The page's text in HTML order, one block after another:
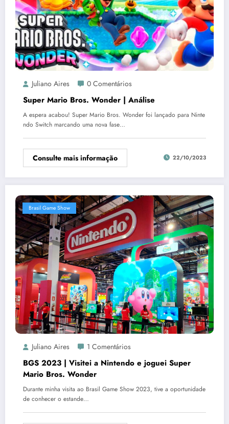
Juliano Aires 0 Comentários
Super Mario Bros. Wonder | Análise
A espera acabou! Super Mario Bros. Wonder foi lançado para Ninte
ndo Switch marcando uma nova fase…
Consulte mais informação 22/10/2023
Brasil Game Show
Juliano Aires 1 Comentários
BGS 2023 | Visitei a Nintendo e joguei Super
Mario Bros. Wonder
Durante minha visita ao Brasil Game Show 2023, tive a oportunidade
de conhecer o estande…